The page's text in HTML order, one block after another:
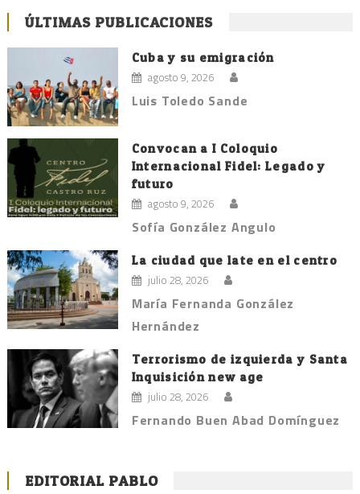
ÚLTIMAS PUBLICACIONES
Cuba y su emigración
agosto 9, 2026
Luis Toledo Sande
Convocan a I Coloquio
Internacional Fidel: Legado y
futuro
agosto 9, 2026
Sofía González Angulo
La ciudad que late en el centro
julio 28, 2026
María Fernanda González
Hernández
Terrorismo de izquierda y Santa
Inquisición new age
julio 28, 2026
Fernando Buen Abad Domínguez
EDITORIAL PABLO